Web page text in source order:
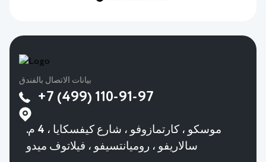
بيانات الاتصال بالفندق
+7 (499) 110-91-97
موسكو ، كارتمازوفو ، شارع كيفسكايا ، 4 م.
سالاريفو ، روميانتسيفو ، فيلاتوف ميدو